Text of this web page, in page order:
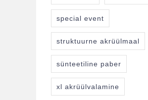
special event
struktuurne akrüülmaal
sünteetiline paber
xl akrüülvalamine